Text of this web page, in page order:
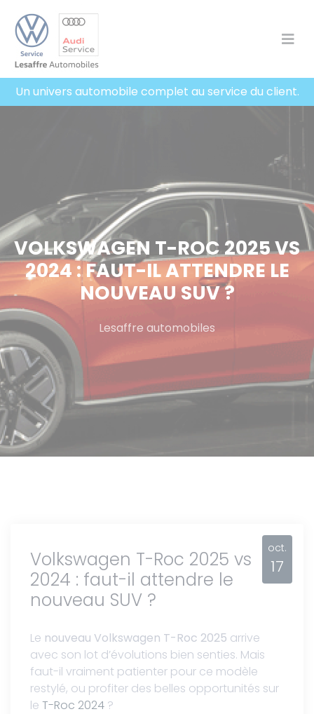
Un univers automobile complet au service du client.
VOLKSWAGEN T-ROC 2025 VS
2024 : FAUT-IL ATTENDRE LE
NOUVEAU SUV ?
Lesaffre automobiles
oct.
17
Volkswagen T-Roc 2025 vs
2024 : faut-il attendre le
nouveau SUV ?
Le nouveau Volkswagen T-Roc 2025 arrive
avec son lot d’évolutions bien senties. Mais
faut-il vraiment patienter pour ce modèle
restylé, ou profiter des belles opportunités sur
le T-Roc 2024 ?